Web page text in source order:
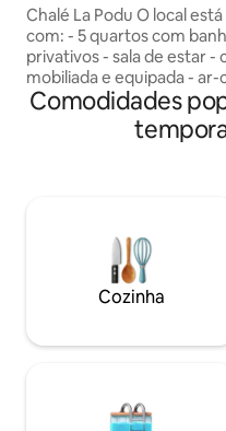
Chalé La Podu O local
com: - 5 quartos com banheiros
privativos - sala de estar - cozinha
mobiliada e equipada - ar-condicionado
necessário para os dias
passeios na natureza 🌿 Você pode
encontrar relaxamento,
diversão no La Podu
localização fica em Săliște,
Comodidades
Cozinha